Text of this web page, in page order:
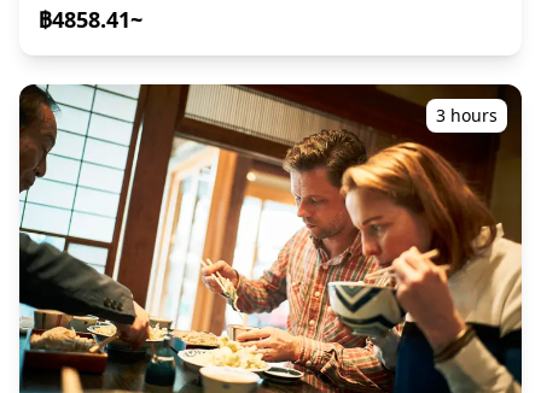
หรือเกาหลีตามความต้องการทางภาษาของคุณ ・การรักษา
นอกใจกลางเกียวโตหรือหลายสถานที่ อาจมีค่าขนส่งเพิ่มเติมหรือ
ค่าเข้าชมสถานที่ท่องเที่ยว ・ค่าขนส่งสาธารณะ ・ค่าเข้าชม
・Film development และ data conversion costs ◆Tour
Overview ■Location ・ทุกที่ใน Kyoto *โปรดทราบว่า อาจมีค่า
ธรรมเนียมสถานที่ห่างไกลหากจุดที่คุณเลือกอยู่ห่างจาก พื้นที่
ใจกลางของเกียวโต. ■เวลาที่ต้องใช้ 1 hour ■จุดนัดพบ จุดนัด
พบจะถูกกำหนดตามสถานที่ถ่ายภาพที่คุณเลือก เราจะแจ้งจุดนัด
พบผ่านแชทกลุ่ม Whatsapp โปรดติดต่อกับเราต่อไป! ![]
(https://assets.hldycdn.com/experiences/
![]
(https://assets.hldycdn.com/experiences/
![]
(https://assets.hldycdn.com/experiences/
ครอบครัว หรือนักเดินทางคนเดียวที่ต้องการช่วงเวลาพิเศษใน
เกียวโต! ◆บทนำ ดื่มด่ำกับเสน่ห์ของเกียวโตด้วยการเช่าชุด
กิโมโนแบบดั้งเดิมและเดินเล่นไปตามถนนที่เป็นสัญลักษณ์ของ
เมือง ประสบการณ์นี้รวมถึงช่างภาพมืออาชีพที่จะจับภาพการเดิน
ทางของคุณ สร้างความทรงจำที่สวยงามในพื้นที่ประวัติศาสตร์
แห่งนี้ เหมาะสำหรับคู่รัก ครอบครัว หรือนักเดินทางคนเดียวที่
ต้องการช่วงเวลาพิเศษในเกียวโต! ◆รวมอยู่ในราคา ・การเช่า
ชุดกิโมโน (รวมเครื่องประดับพื้นฐานและบริการทำผมเบื้องต้น)
・บริการถ่ายภาพมืออาชีพ ・รูปภาพดิจิทัลที่ยังไม่ได้แต่งมากกว่า
100 รูป ・รูปภาพที่แต่งแล้ว 10 รูป (เป็นตัวเลือก รวมอยู่ใน
ราคา) ◆ไม่รวมในราคา ・บริการแต่งหน้า ・ค่าขนส่งไป/กลับ
จุดนัดพบ ・อาหารและเครื่องดื่ม ◆กำหนดการ 1. มาถึงร้านเช่า
ชุดกิโมโน *หลังจากจองแล้ว เราจะส่งรายละเอียดของร้านเช่า
ชุดกิโมโนให้คุณทาง WhatsApp 2. เลือกชุดกิโมโนที่คุณชื่น
ชอบและให้พนักงานช่วยแต่งตัว (45-70 นาที) 3. พบกับช่างภาพ
(5 นาที) 4. เซสชั่นถ่ายภาพ (60 นาที) 5. เพลิดเพลินกับทัวร์ถ่าย
฿4858.41~
3 hours